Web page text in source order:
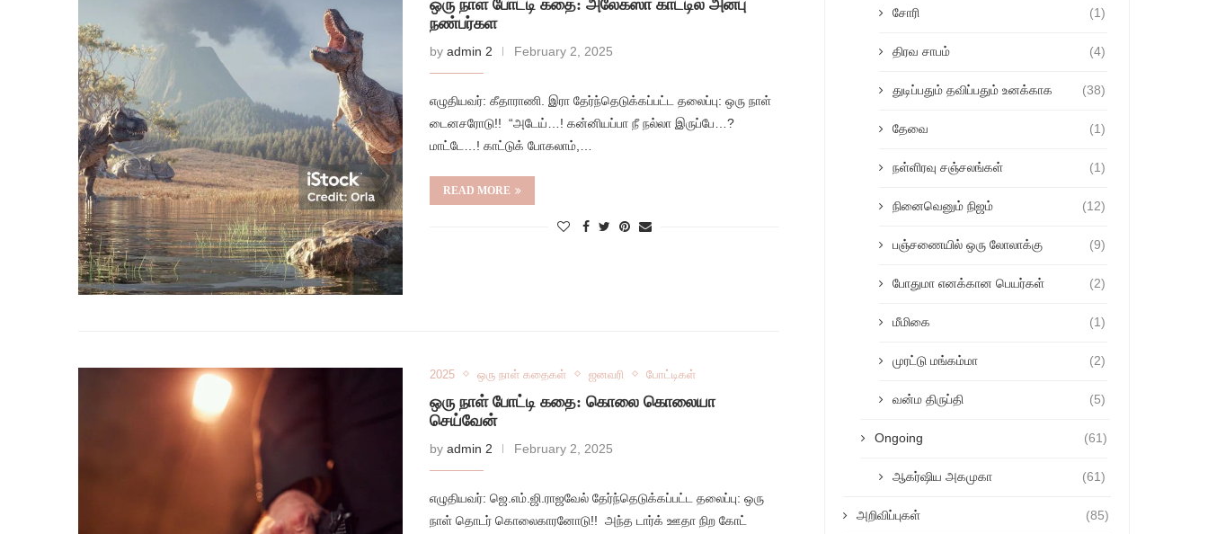
ஒரு நாள் போட்டி கதை: அலேக்ஸா காட்டில் அன்பு
நண்பர்கள
by admin 2 February 2, 2025
எழுதியவர்: கீதாராணி. இரா தேர்ந்தெடுக்கப்பட்ட தலைப்பு: ஒரு நாள்
டைனசரோடு!! “அடேய்…! கன்னியப்பா நீ நல்லா இருப்பே…?
மாட்டே…! காட்டுக் போகலாம்,…
READ MORE
2025 ஒரு நாள் கதைகள் ஜனவரி போட்டிகள்
ஒரு நாள் போட்டி கதை: கொலை கொலையா
செய்வேன்
by admin 2 February 2, 2025
எழுதியவர்: ஜெ.எம்.ஜி.ராஜவேல் தேர்ந்தெடுக்கப்பட்ட தலைப்பு: ஒரு
நாள் தொடர் கொலைகாரனோடு!! அந்த டார்க் ஊதா நிற கோட்
சோரி (1)
திரவ சாபம் (4)
துடிப்பதும் தவிப்பதும் உனக்காக (38)
தேவை (1)
நள்ளிரவு சஞ்சலங்கள் (1)
நினைவெனும் நிஜம் (12)
பஞ்சணையில் ஒரு லோலாக்கு (9)
போதுமா எனக்கான பெயர்கள் (2)
மீமிகை (1)
முரட்டு மங்கம்மா (2)
வன்ம திருப்தி (5)
Ongoing (61)
ஆகர்ஷிய அகமுகா (61)
அறிவிப்புகள் (85)